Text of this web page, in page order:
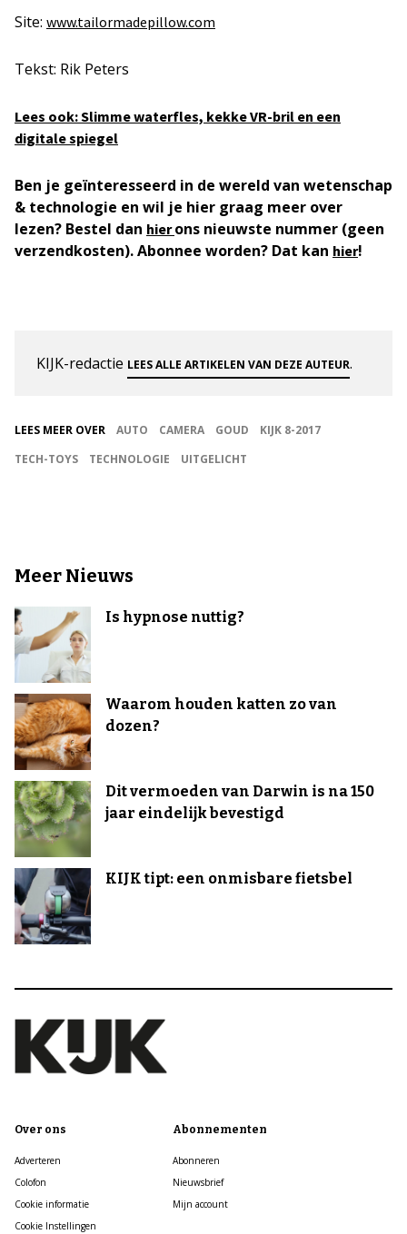
Site: www.tailormadepillow.com
Tekst: Rik Peters
Lees ook: Slimme waterfles, kekke VR-bril en een
digitale spiegel
Ben je geïnteresseerd in de wereld van wetenschap
& technologie en wil je hier graag meer over
lezen? Bestel dan hierons nieuwste nummer (geen
verzendkosten). Abonnee worden? Dat kan hier!
KIJK-redactie LEES ALLE ARTIKELEN VAN DEZE AUTEUR.
LEES MEER OVER AUTO CAMERA GOUD
KIJK 8-2017
TECH-TOYS
TECHNOLOGIE UITGELICHT
Meer Nieuws
Is hypnose nuttig?
Waarom houden katten zo van
dozen?
Dit vermoeden van Darwin is na 150
jaar eindelijk bevestigd
KIJK tipt: een onmisbare fietsbel
Over ons
Adverteren
Colofon
Cookie informatie
Cookie Instellingen
Abonnementen
Abonneren
Nieuwsbrief
Mijn account